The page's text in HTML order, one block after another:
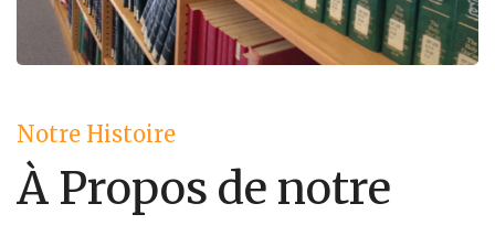
Notre Histoire
À Propos de notre